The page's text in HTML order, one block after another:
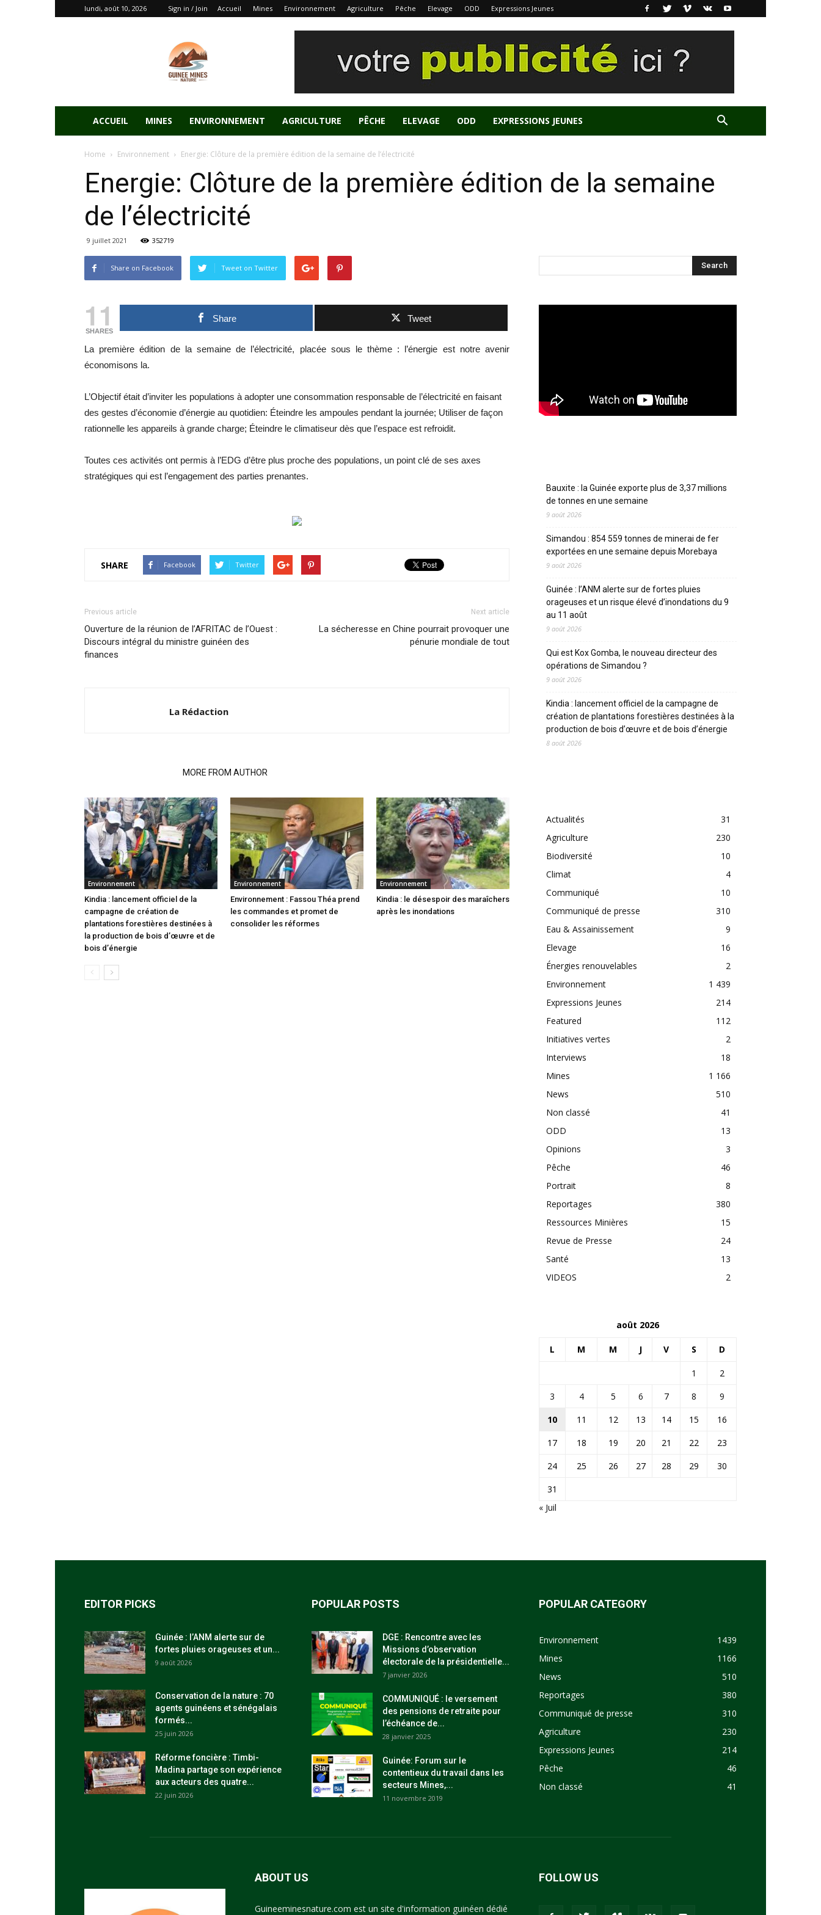
lundi, août 10, 2026 Sign in / Join Accueil Mines Environnement Agriculture Pêche Elevage ODD Expressions Jeunes
ACCUEIL MINES ENVIRONNEMENT AGRICULTURE PÊCHE ELEVAGE ODD EXPRESSIONS JEUNES
Home Environnement Energie: Clôture de la première édition de la semaine de l’électricité
Energie: Clôture de la première édition de la semaine
de l’électricité
9 juillet 2021 352719
Share on Facebook Tweet on Twitter
11
SHARES
Share Tweet
La première édition de la semaine de l’électricité, placée sous le thème : l’énergie est notre avenir
économisons la.
L’Objectif était d’inviter les populations à adopter une consommation responsable de l’électricité en faisant
des gestes d’économie d’énergie au quotidien: Éteindre les ampoules pendant la journée; Utiliser de façon
rationnelle les appareils à grande charge; Éteindre le climatiseur dès que l’espace est refroidit.
Toutes ces activités ont permis à l’EDG d’être plus proche des populations, un point clé de ses axes
stratégiques qui est l’engagement des parties prenantes.
SHARE Facebook Twitter
Previous article
Ouverture de la réunion de l’AFRITAC de l’Ouest :
Discours intégral du ministre guinéen des
finances
Next article
La sécheresse en Chine pourrait provoquer une
pénurie mondiale de tout
La Rédaction
MORE FROM AUTHOR
Environnement
Kindia : lancement officiel de la
campagne de création de
plantations forestières destinées à
la production de bois d’œuvre et de
bois d’énergie
Environnement
Environnement : Fassou Théa prend
les commandes et promet de
consolider les réformes
Environnement
Kindia : le désespoir des maraîchers
après les inondations
Bauxite : la Guinée exporte plus de 3,37 millions
de tonnes en une semaine
9 août 2026
Simandou : 854 559 tonnes de minerai de fer
exportées en une semaine depuis Morebaya
9 août 2026
Guinée : l’ANM alerte sur de fortes pluies
orageuses et un risque élevé d’inondations du 9
au 11 août
9 août 2026
Qui est Kox Gomba, le nouveau directeur des
opérations de Simandou ?
9 août 2026
Kindia : lancement officiel de la campagne de
création de plantations forestières destinées à la
production de bois d’œuvre et de bois d’énergie
8 août 2026
Actualités
31
Agriculture
230
Biodiversité
10
Climat
4
Communiqué
10
Communiqué de presse
310
Eau & Assainissement
9
Elevage
16
Énergies renouvelables
2
Environnement
1 439
Expressions Jeunes
214
Featured
112
Initiatives vertes
2
Interviews
18
Mines
1 166
News
510
Non classé
41
ODD
13
Opinions
3
Pêche
46
Portrait
8
Reportages
380
Ressources Minières
15
Revue de Presse
24
Santé
13
VIDEOS
2
août 2026
L M M J V S D
1
2
3
4 5 6 7 8
9
10
11 12 13 14 15
16
17
18 19 20 21 22
23
24
25 26 27 28 29
30
31
« Juil
EDITOR PICKS
Guinée : l’ANM alerte sur de
fortes pluies orageuses et un...
9 août 2026
Conservation de la nature : 70
agents guinéens et sénégalais
formés...
25 juin 2026
Réforme foncière : Timbi-
Madina partage son expérience
aux acteurs des quatre...
22 juin 2026
POPULAR POSTS
DGE : Rencontre avec les
Missions d’observation
électorale de la présidentielle...
7 janvier 2026
COMMUNIQUÉ : le versement
des pensions de retraite pour
l’échéance de...
28 janvier 2025
Guinée: Forum sur le
contentieux du travail dans les
secteurs Mines,...
11 novembre 2019
POPULAR CATEGORY
Environnement
1439
Mines
1166
News
510
Reportages
380
Communiqué de presse
310
Agriculture
230
Expressions Jeunes
214
Pêche
46
Non classé
41
ABOUT US
Guineeminesnature.com est un site d'information guinéen dédié
FOLLOW US